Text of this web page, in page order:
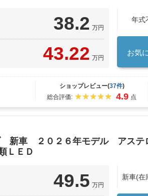
38.2 万円
43.22 万円
年式
お気
ショップレビュー(37件)
総合評価:
4.9 点
新車 ２０２６年モデル アステ
ＬＥＤ
49.5 万円
新車(在